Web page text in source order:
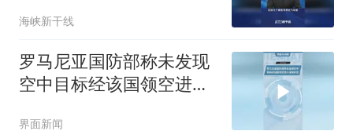
海峡新干线
罗马尼亚国防部称未发现
空中目标经该国领空进入
界面新闻